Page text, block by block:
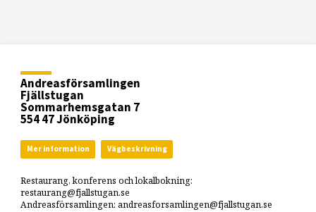
Andreasförsamlingen
Fjällstugan
Sommarhemsgatan 7
554 47 Jönköping
Mer information Vägbeskrivning
Restaurang, konferens och lokalbokning:
restaurang@fjallstugan.se
Andreasförsamlingen: andreasforsamlingen@fjallstugan.se